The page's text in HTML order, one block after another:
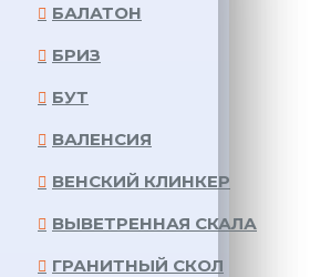
БАЛАТОН
БРИЗ
БУТ
ВАЛЕНСИЯ
ВЕНСКИЙ КЛИНКЕР
ВЫВЕТРЕННАЯ СКАЛА
ГРАНИТНЫЙ СКОЛ